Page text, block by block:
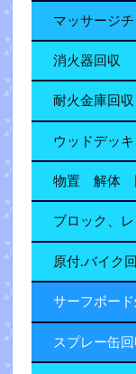
マッサージ
消火器回収
耐火金庫回収
ウッドデッ
物置 解体
ブロック、
原付.バイク
サーフボー
スプレー